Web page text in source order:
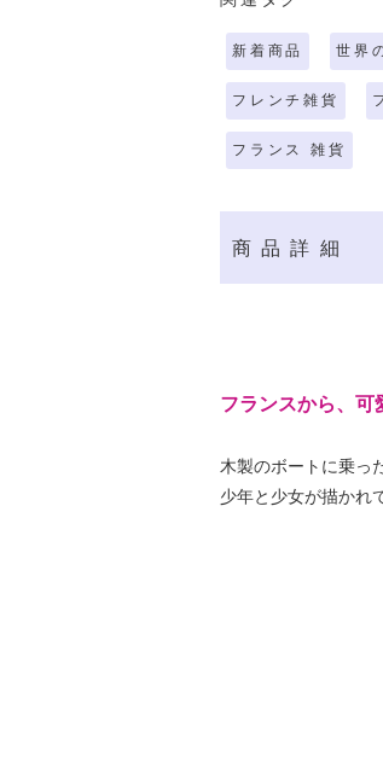
新着商品 世界
フレンチ雑貨
フランス 雑貨
商品詳細
フランスから、可
木製のボートに乗っ
少年と少女が描かれ